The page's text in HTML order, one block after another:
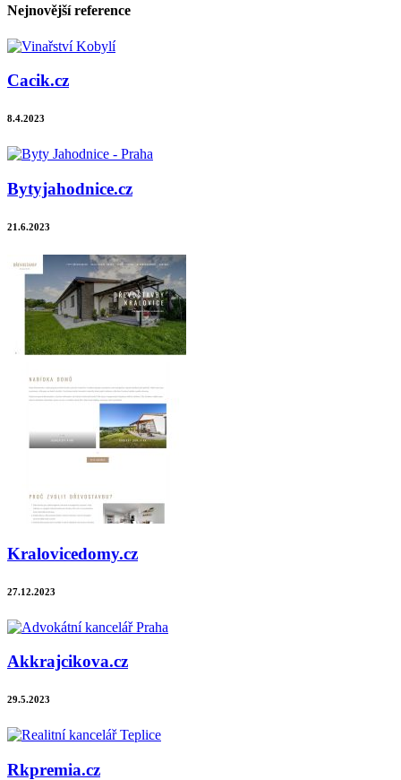
Nejnovější reference
Cacik.cz
8.4.2023
Bytyjahodnice.cz
21.6.2023
Kralovicedomy.cz
27.12.2023
Akkrajcikova.cz
29.5.2023
Rkpremia.cz